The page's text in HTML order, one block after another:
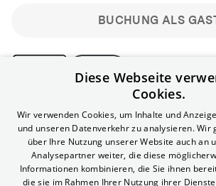
BUCHUNG ALS
Bitte beachte: Gastbuchungen sind
Registriere dich kostenlos für bis zu 90
stornierbare Tickets für reguläre
Unlimited-Mitglied? Melde dich an, um
nutzen zu können.
Diese Webseite
Cookies.
Wir verwenden Cookies, um Inhalte und
und unseren Datenverkehr zu analysieren. Wir
über Ihre Nutzung unserer Website auch an
Analysepartner weiter, die diese
Informationen kombinieren, die Sie ihnen
die sie im Rahmen Ihrer Nutzung ihrer